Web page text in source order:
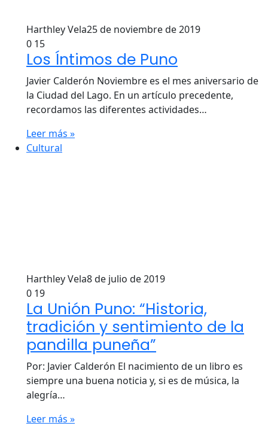
Harthley Vela25 de noviembre de 2019
0 15
Los Íntimos de Puno
Javier Calderón Noviembre es el mes aniversario de
la Ciudad del Lago. En un artículo precedente,
recordamos las diferentes actividades…
Leer más »
Cultural
Harthley Vela8 de julio de 2019
0 19
La Unión Puno: “Historia,
tradición y sentimiento de la
pandilla puneña”
Por: Javier Calderón El nacimiento de un libro es
siempre una buena noticia y, si es de música, la
alegría…
Leer más »